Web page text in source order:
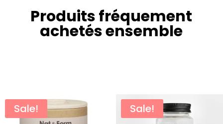
Produits fréquement
achetés ensemble
Sale! Sale!